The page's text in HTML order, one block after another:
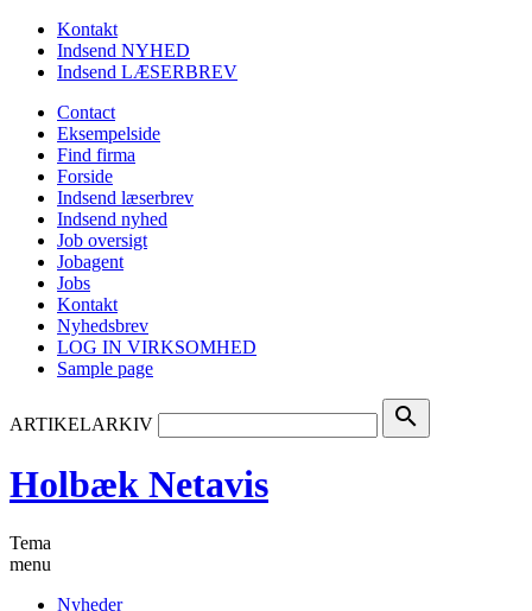
Kontakt
Indsend NYHED
Indsend LÆSERBREV
Contact
Eksempelside
Find firma
Forside
Indsend læserbrev
Indsend nyhed
Job oversigt
Jobagent
Jobs
Kontakt
Nyhedsbrev
LOG IN VIRKSOMHED
Sample page
ARTIKELARKIV search
Holbæk Netavis
Tema
menu
Nyheder